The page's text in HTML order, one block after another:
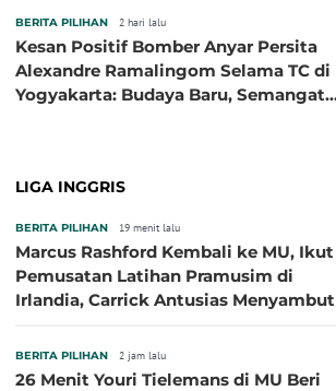
BERITA PILIHAN 2 hari lalu
Kesan Positif Bomber Anyar Persita
Alexandre Ramalingom Selama TC di
Yogyakarta: Budaya Baru, Semangat
LIGA INGGRIS
BERITA PILIHAN 19 menit lalu
Marcus Rashford Kembali ke MU, Ikut
Pemusatan Latihan Pramusim di
Irlandia, Carrick Antusias Menyambut
BERITA PILIHAN 2 jam lalu
26 Menit Youri Tielemans di MU Beri